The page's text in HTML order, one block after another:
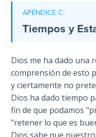
Archive
Newsletter
Stream
las
Escrituras
en
historia.
Revela
la
importancia
de
Spiritual
Warfare
Jubilee
Bible
Laws on
Righteous
Judgment
APÉNDICE C:
Tiempos y
Dios me ha dado una
comprensión de esto
y ciertamente no
Dios ha dado tiempo
fin de que podamos
"retener lo que es
Close
WindowSubscribe